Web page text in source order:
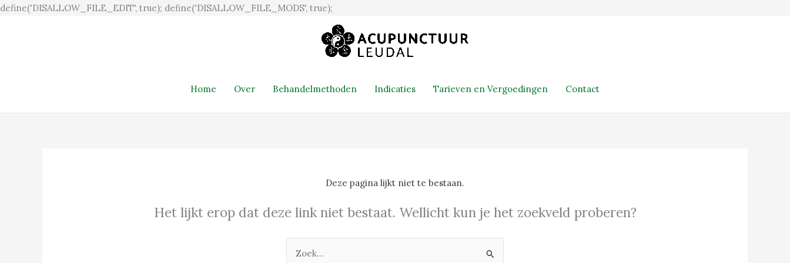
define('DISALLOW_FILE_EDIT', true); define('DISALLOW_FILE_MODS', true);
naar
de
inhoud
Home Over Behandelmethoden Indicaties Tarieven en Vergoedingen Contact
Deze pagina lijkt niet te bestaan.
Het lijkt erop dat deze link niet bestaat. Wellicht kun je het zoekveld proberen?
Zoek